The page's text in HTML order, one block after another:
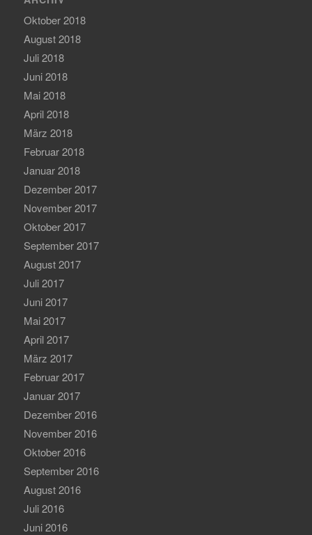
Oktober 2018
August 2018
Juli 2018
Juni 2018
Mai 2018
April 2018
März 2018
Februar 2018
Januar 2018
Dezember 2017
November 2017
Oktober 2017
September 2017
August 2017
Juli 2017
Juni 2017
Mai 2017
April 2017
März 2017
Februar 2017
Januar 2017
Dezember 2016
November 2016
Oktober 2016
September 2016
August 2016
Juli 2016
Juni 2016